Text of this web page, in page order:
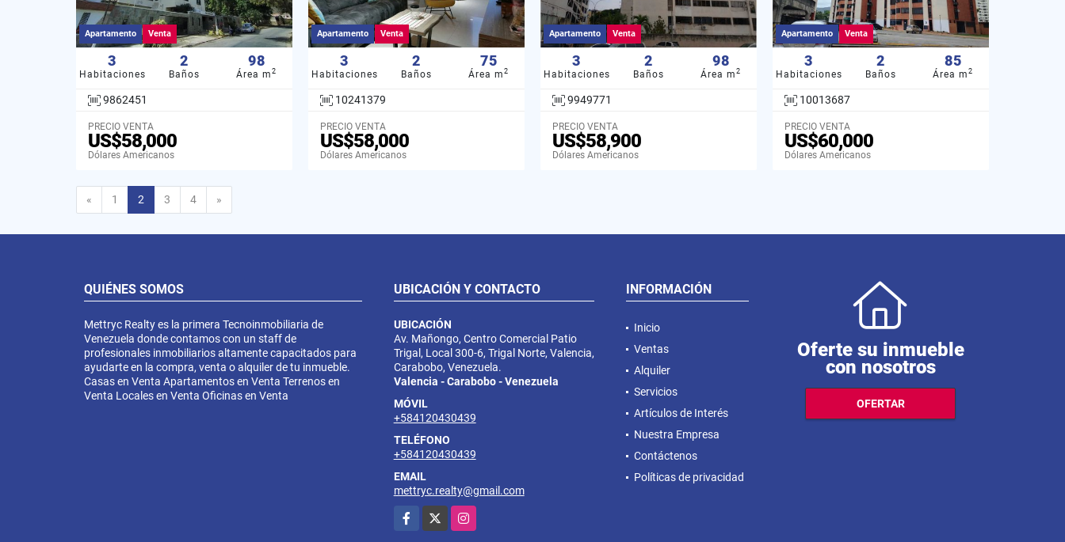
Apartamento Venta
3
Habitaciones
2
Baños
98
Área m 2
9862451
PRECIO VENTA
US$58,000
Dólares Americanos
Apartamento Venta
3
Habitaciones
2
Baños
75
Área m 2
10241379
PRECIO VENTA
US$58,000
Dólares Americanos
Apartamento Venta
3
Habitaciones
2
Baños
98
Área m 2
9949771
PRECIO VENTA
US$58,900
Dólares Americanos
Apartamento Venta
3
Habitaciones
2
Baños
85
Área m 2
10013687
PRECIO VENTA
US$60,000
Dólares Americanos
« Anterior
1 2 3 4 »
QUIÉNES SOMOS
Mettryc Realty es la primera Tecnoinmobiliaria de
Venezuela donde contamos con un staff de
profesionales inmobiliarios altamente capacitados para
ayudarte en la compra, venta o alquiler de tu inmueble.
Casas en Venta Apartamentos en Venta Terrenos en
Venta Locales en Venta Oficinas en Venta
UBICACIÓN Y CONTACTO
UBICACIÓN
Av. Mañongo, Centro Comercial Patio
Trigal, Local 300-6, Trigal Norte, Valencia,
Carabobo, Venezuela.
Valencia - Carabobo - Venezuela
MÓVIL
+584120430439
TELÉFONO
+584120430439
EMAIL
mettryc.realty@gmail.com
Facebook
Instagram
INFORMACIÓN
Inicio
Ventas
Alquiler
Servicios
Artículos de Interés
Nuestra Empresa
Contáctenos
Políticas de privacidad
Oferte su inmueble
con nosotros
OFERTAR